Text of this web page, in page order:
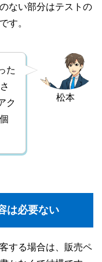
ない部分はテストの
す。
松本
た
ク
は必要ない
する場合は、販売ペ